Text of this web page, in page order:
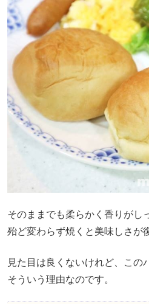
そのままでも柔らかく香りがし
殆ど変わらず焼くと美味しさが
見た目は良くないけれど、この
そういう理由なのです。